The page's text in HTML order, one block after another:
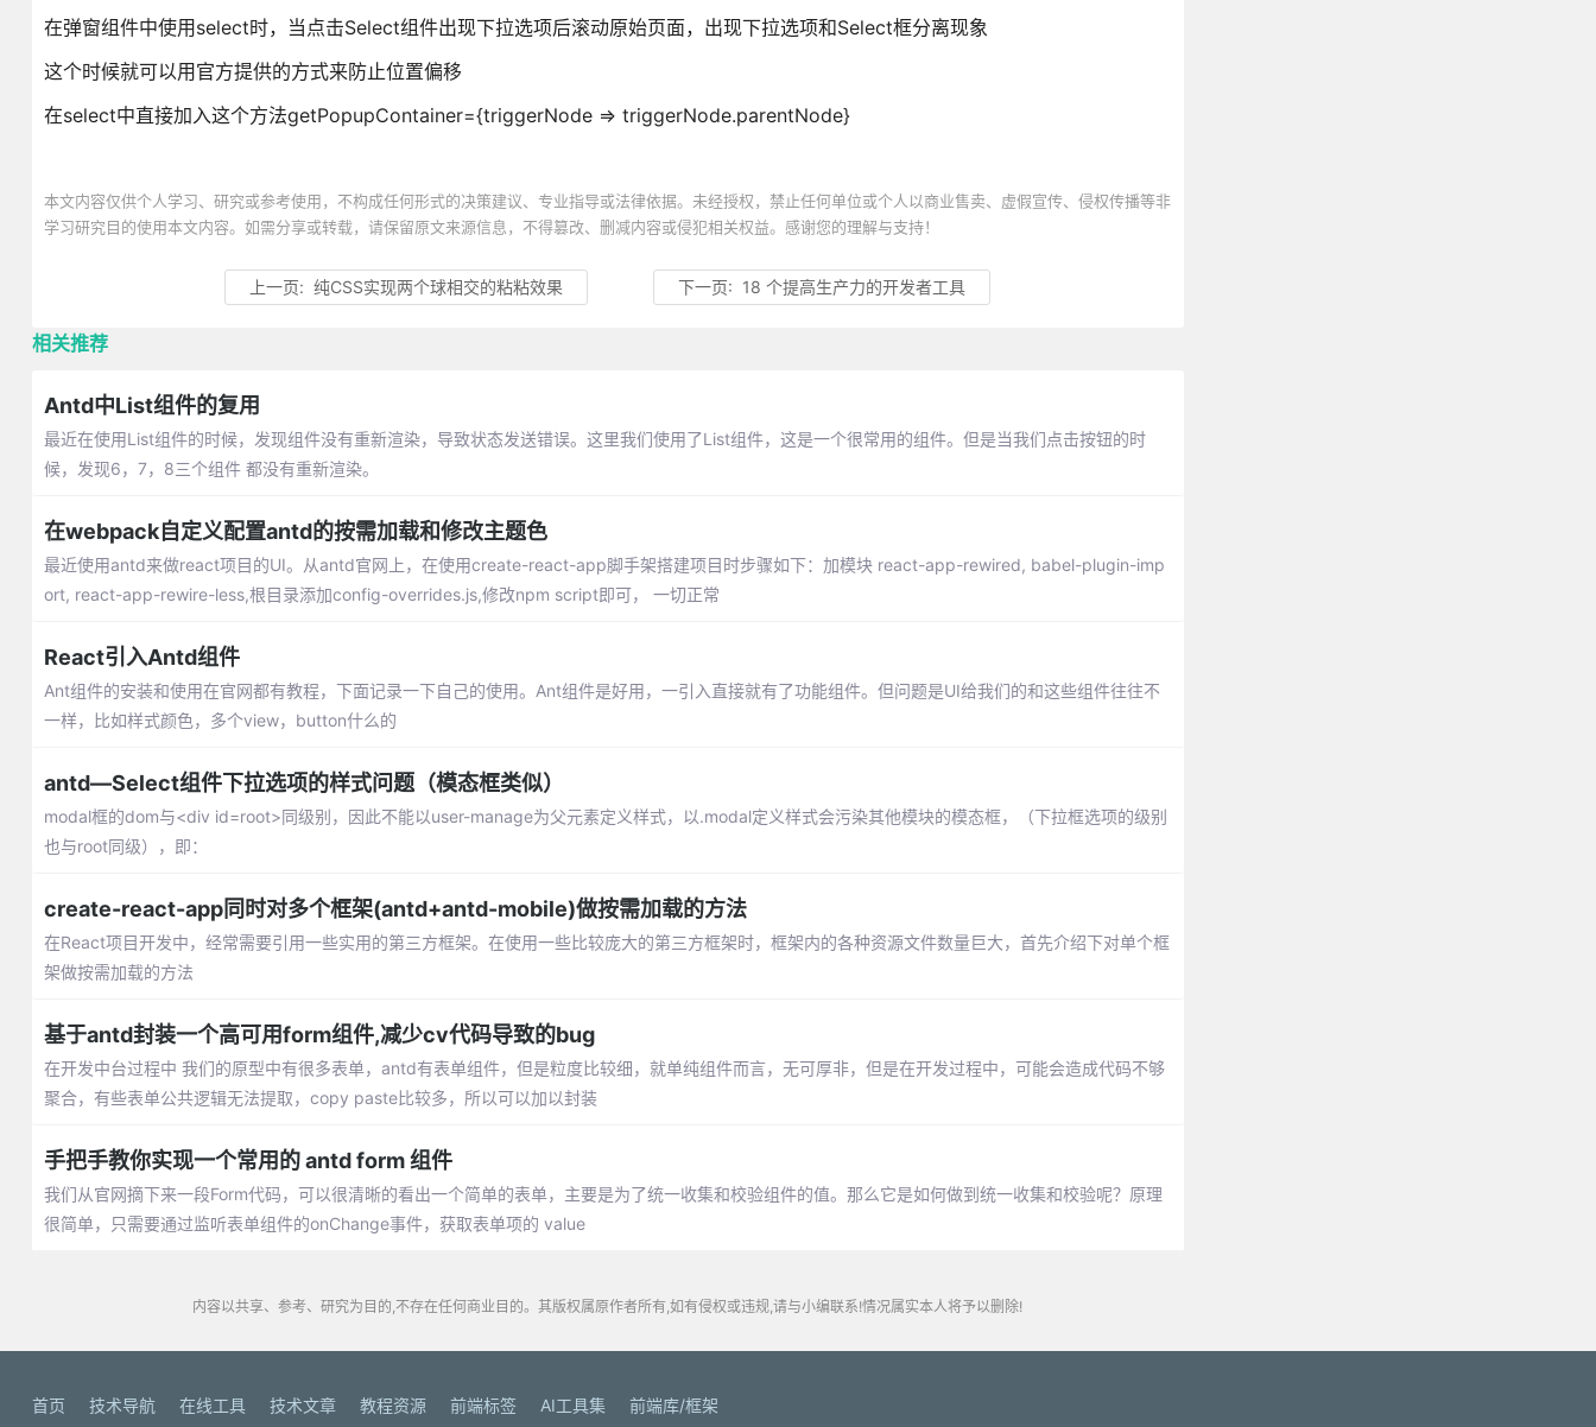
在弹窗组件中使用select时，当点击Select组件出现下拉选项后滚动原始页面，出现下拉选项和Select框分离现象
这个时候就可以用官方提供的方式来防止位置偏移
在select中直接加入这个方法getPopupContainer={triggerNode => triggerNode.parentNode}
本文内容仅供个人学习、研究或参考使用，不构成任何形式的决策建议、专业指导或法律依据。未经授权，禁止任何单位或个人以商业售卖、虚假宣传、侵权传播等非
学习研究目的使用本文内容。如需分享或转载，请保留原文来源信息，不得篡改、删减内容或侵犯相关权益。感谢您的理解与支持！
上一页:纯CSS实现两个球相交的粘粘效果 下一页: 18 个提高生产力的开发者工具
相关推荐
Antd中List组件的复用
最近在使用List组件的时候，发现组件没有重新渲染，导致状态发送错误。这里我们使用了List组件，这是一个很常用的组件。但是当我们点击按钮的时
候，发现6，7，8三个组件 都没有重新渲染。
在webpack自定义配置antd的按需加载和修改主题色
最近使用antd来做react项目的UI。从antd官网上，在使用create-react-app脚手架搭建项目时步骤如下：加模块 react-app-rewired, babel-plugin-imp
ort, react-app-rewire-less,根目录添加config-overrides.js,修改npm script即可， 一切正常
React引入Antd组件
Ant组件的安装和使用在官网都有教程，下面记录一下自己的使用。Ant组件是好用，一引入直接就有了功能组件。但问题是UI给我们的和这些组件往往不
一样，比如样式颜色，多个view，button什么的
antd—Select组件下拉选项的样式问题（模态框类似）
modal框的dom与<div id=root>同级别，因此不能以user-manage为父元素定义样式，以.modal定义样式会污染其他模块的模态框，（下拉框选项的级别
也与root同级），即：
create-react-app同时对多个框架(antd+antd-mobile)做按需加载的方法
在React项目开发中，经常需要引用一些实用的第三方框架。在使用一些比较庞大的第三方框架时，框架内的各种资源文件数量巨大，首先介绍下对单个框
架做按需加载的方法
基于antd封装一个高可用form组件,减少cv代码导致的bug
在开发中台过程中 我们的原型中有很多表单，antd有表单组件，但是粒度比较细，就单纯组件而言，无可厚非，但是在开发过程中，可能会造成代码不够
聚合，有些表单公共逻辑无法提取，copy paste比较多，所以可以加以封装
手把手教你实现一个常用的 antd form 组件
我们从官网摘下来一段Form代码，可以很清晰的看出一个简单的表单，主要是为了统一收集和校验组件的值。那么它是如何做到统一收集和校验呢？原理
很简单，只需要通过监听表单组件的onChange事件，获取表单项的 value
内容以共享、参考、研究为目的,不存在任何商业目的。其版权属原作者所有,如有侵权或违规,请与小编联系!情况属实本人将予以删除!
首页 技术导航 在线工具 技术文章 教程资源 前端标签 AI工具集 前端库/框架